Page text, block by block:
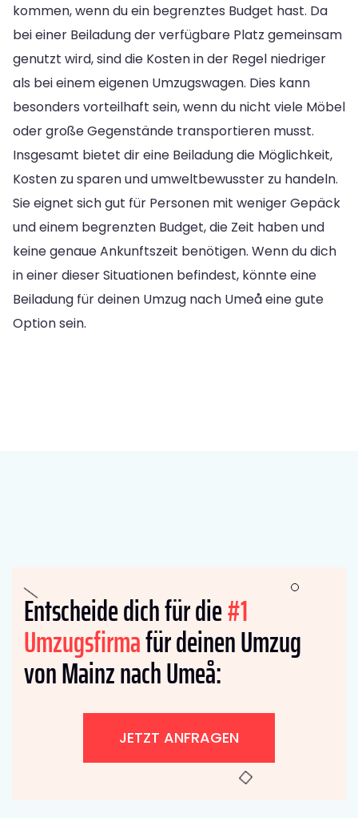
kommen, wenn du ein begrenztes Budget hast. Da
bei einer Beiladung der verfügbare Platz gemeinsam
genutzt wird, sind die Kosten in der Regel niedriger
als bei einem eigenen Umzugswagen. Dies kann
besonders vorteilhaft sein, wenn du nicht viele Möbel
oder große Gegenstände transportieren musst.
Insgesamt bietet dir eine Beiladung die Möglichkeit,
Kosten zu sparen und umweltbewusster zu handeln.
Sie eignet sich gut für Personen mit weniger Gepäck
und einem begrenzten Budget, die Zeit haben und
keine genaue Ankunftszeit benötigen. Wenn du dich
in einer dieser Situationen befindest, könnte eine
Beiladung für deinen Umzug nach Umeå eine gute
Option sein.
Entscheide dich für die#1
Umzugsfirmafür deinen Umzug
von Mainz nach Umeå:
JETZT ANFRAGEN